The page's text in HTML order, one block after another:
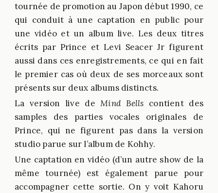
tournée de promotion au Japon début 1990, ce
qui conduit à une captation en public pour
une vidéo et un album live. Les deux titres
écrits par Prince etLevi Seacer Jr figurent
aussi dans ces enregistrements, ce qui en fait
le premier cas où deux de ses morceaux sont
présents sur deux albums distincts.
La version live deMind Bells contient des
samples des parties vocales originales de
Prince, qui ne figurent pas dans la version
studio parue sur l’album de Kohhy.
Une captation en vidéo (d’un autre show de la
même tournée) est également parue pour
accompagner cette sortie. On y voit Kahoru